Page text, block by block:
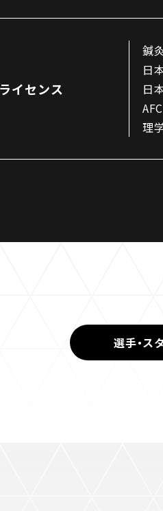
ライセンス
鍼
日
日
理
選手・ス